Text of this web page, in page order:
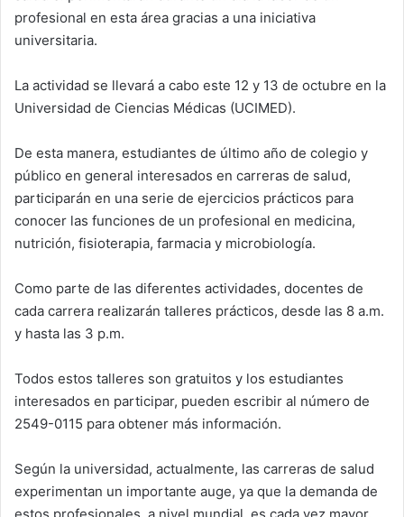
profesional en esta área gracias a una iniciativa
universitaria.
La actividad se llevará a cabo este 12 y 13 de octubre en la
Universidad de Ciencias Médicas (UCIMED).
De esta manera, estudiantes de último año de colegio y
público en general interesados en carreras de salud,
participarán en una serie de ejercicios prácticos para
conocer las funciones de un profesional en medicina,
nutrición, fisioterapia, farmacia y microbiología.
Como parte de las diferentes actividades, docentes de
cada carrera realizarán talleres prácticos, desde las 8 a.m.
y hasta las 3 p.m.
Todos estos talleres son gratuitos y los estudiantes
interesados en participar, pueden escribir al número de
2549-0115 para obtener más información.
Según la universidad, actualmente, las carreras de salud
experimentan un importante auge, ya que la demanda de